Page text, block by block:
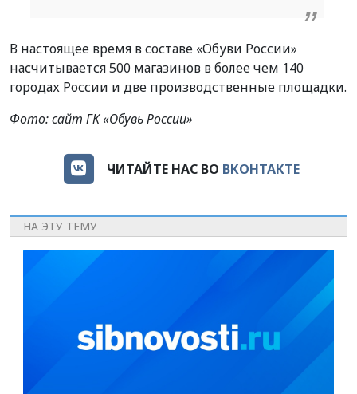
В настоящее время в составе «Обуви России»
насчитывается 500 магазинов в более чем 140
городах России и две производственные площадки.
Фото: сайт ГК «Обувь России»
ЧИТАЙТЕ НАС ВО ВКОНТАКТЕ
НА ЭТУ ТЕМУ